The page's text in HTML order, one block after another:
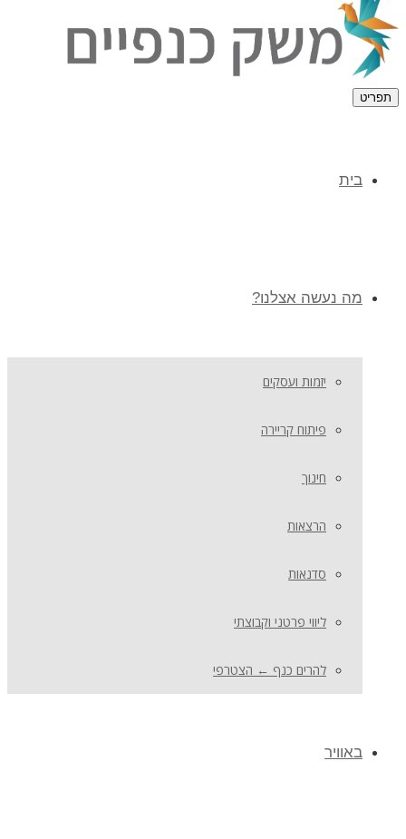
תפריט
בית
מה נעשה אצלנו?
יזמות ועסקים
פיתוח קריירה
חינוך
הרצאות
סדנאות
ליווי פרטני וקבוצתי
להרים כנף ← הצטרפי
באוויר